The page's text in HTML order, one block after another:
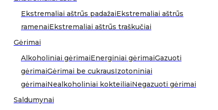
Ekstremaliai aštrūs padažaiEkstremaliai aštrūs
ramenaiEkstremaliai aštrūs traškučiai
Gėrimai
Alkoholiniai gėrimaiEnerginiai gėrimaiGazuoti
gėrimaiGėrimai be cukrausIzotoniniai
gėrimaiNealkoholiniai kokteiliaiNegazuoti gėrimai
Saldumynai